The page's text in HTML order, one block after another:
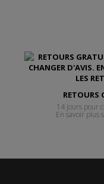
RETOURS
14 jours pour
En savoir plus